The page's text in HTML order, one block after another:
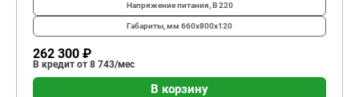
Напряжение питания, В220
Габариты, мм 660х800х120
262 300 ₽
В кредит от 8 743/мес
В корзину